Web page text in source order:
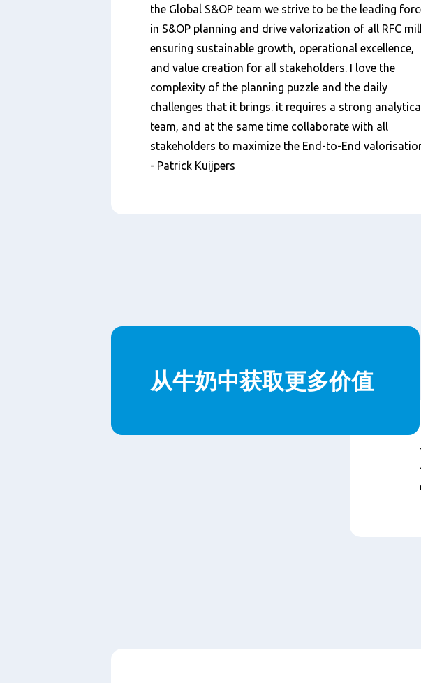
the Global S&OP team we strive to be the leading
in S&OP planning and drive valorization of all RFC
ensuring sustainable growth, operational excellence,
and value creation for all stakeholders. I love the
complexity of the planning puzzle and the daily
challenges that it brings. it requires a strong
team, and at the same time collaborate with all
stakeholders to maximize the End-to-End
- Patrick Kuijpers
从牛奶中获取更多价值